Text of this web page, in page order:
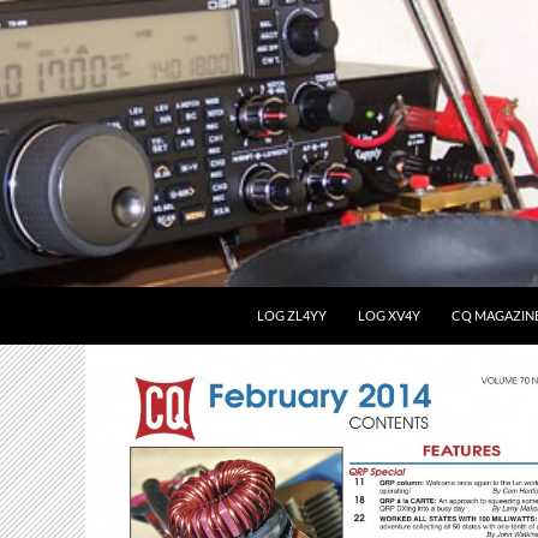
LOG ZL4YY LOG XV4Y CQ